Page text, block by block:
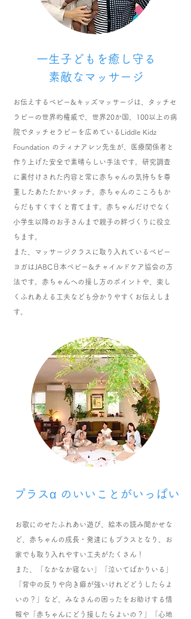
一生子どもを癒し守る
素敵なマッサージ
お伝えするベビー&キッズマッサージは、タッチセ
ラピーの世界的権威で、世界20か国、100以上の病
院でタッチセラピーを広めているLiddle Kidz
Foundation のティナアレン先生が、医療関係者と
作り上げた安全で素晴らしい手法です。研究調査
に裏付けされた内容と常に赤ちゃんの気持ちを尊
重したあたたかいタッチ。赤ちゃんのこころもか
らだもすくすくと育てます。赤ちゃんだけでなく
小学生以降のお子さんまで親子の絆づくりに役立
ちます。
また、マッサージクラスに取り入れているベビー
ヨガはJABC日本ベビー&チャイルドケア協会の方
法です。赤ちゃんへの接し方のポイントや、楽し
くふれあえる工夫なども分かりやすくお伝えしま
す。
​プラスα のいいことがいっぱい
お歌にのせたふれあい遊び、絵本の読み聞かせな
ど、赤ちゃんの成長・発達にもプラスとなり、お
家でも取り入れやすい工夫がたくさん！
また、「なかなか寝ない」「泣いてばかりいる」
「背中の反りや向き癖が強いけれどどうしたらよ
いの？」など、みなさんの困ったをお助けする情
報や「赤ちゃんにどう接したらよいの？」「心地